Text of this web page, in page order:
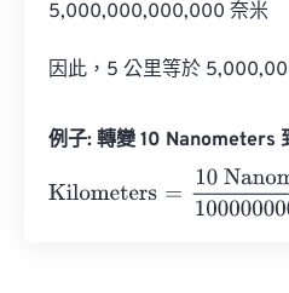
5,000,000,000,000 奈米
因此，5 公里等於
例子: 轉變 10 Nanometers
Kilometers
10 Nanometers